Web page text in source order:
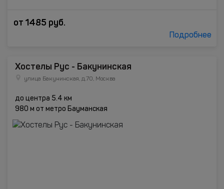
от 1485 руб.
Подробнее
Хостелы Рус - Бакунинская
улица Бакунинская, д.70, Москва
до центра 5.4 км
980 м от метро Бауманская